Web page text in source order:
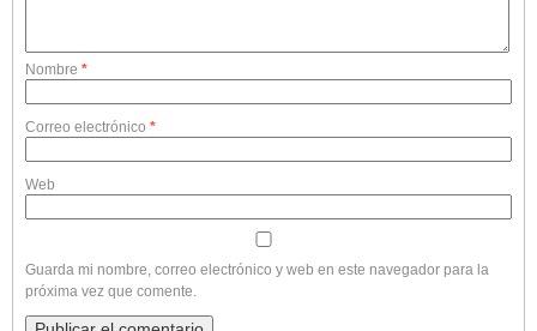
Nombre *
Correo electrónico *
Web
Guarda mi nombre, correo electrónico y web en este navegador para la
próxima vez que comente.